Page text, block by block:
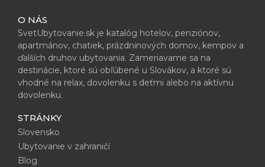
O NÁS
SvetUbytovanie.sk je katalóg hotelov, penziónov,
apartmánov, chatiek, prázdninových domov, kempov a
ďalších druhov ubytovania. Zameriavame sa na
destinácie, ktoré sú obľúbené u Slovákov, a ktoré sú
vhodné na relax, dovolenku s deťmi alebo na aktívnu
dovolenku.
STRÁNKY
Slovensko
Ubytovanie v zahraničí
Blog